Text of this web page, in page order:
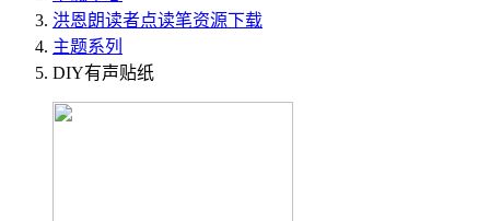
洪恩朗读者点读笔资源下载
主题系列
DIY有声贴纸